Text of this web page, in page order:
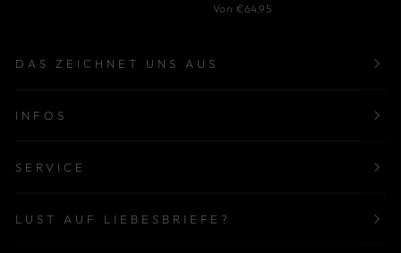
Von €64,95
DAS ZEICHNET UNS AUS
INFOS
SERVICE
LUST AUF LIEBESBRIEFE?